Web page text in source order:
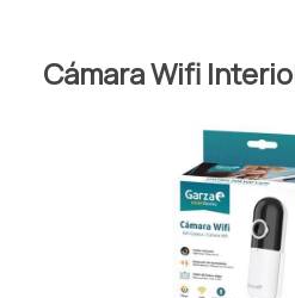
Cámara Wifi